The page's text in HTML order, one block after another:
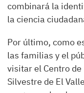
combinará la
la ciencia
Por último, como
las familias y el
visitar el Centro de
Silvestre de El